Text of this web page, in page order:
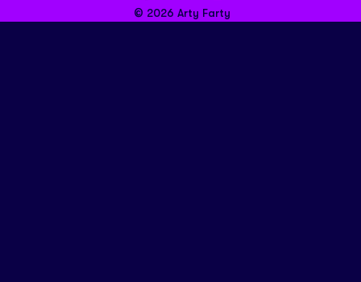
© 2026 Arty Farty